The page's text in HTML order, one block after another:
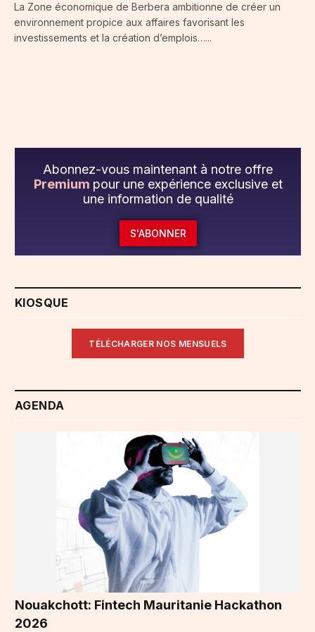
La Zone économique de Berbera ambitionne de créer un
environnement propice aux affaires favorisant les
investissements et la création d’emplois…...
Abonnez-vous maintenant à notre offre
Premium pour une expérience exclusive et
une information de qualité
S'ABONNER
KIOSQUE
TÉLÉCHARGER NOS MENSUELS
AGENDA
Nouakchott: Fintech Mauritanie Hackathon
2026